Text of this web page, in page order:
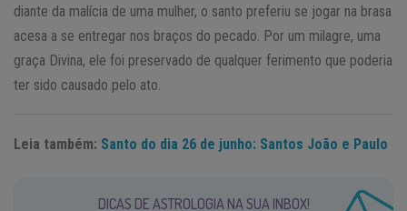
diante da malícia de uma mulher, o santo preferiu se jogar na brasa
acesa a se entregar nos braços do pecado. Por um milagre, uma
graça Divina, ele foi preservado de qualquer ferimento que poderia
ter sido causado pelo ato.
Leia também: Santo do dia 26 de junho: Santos João e Paulo
DICAS DE ASTROLOGIA NA SUA INBOX!